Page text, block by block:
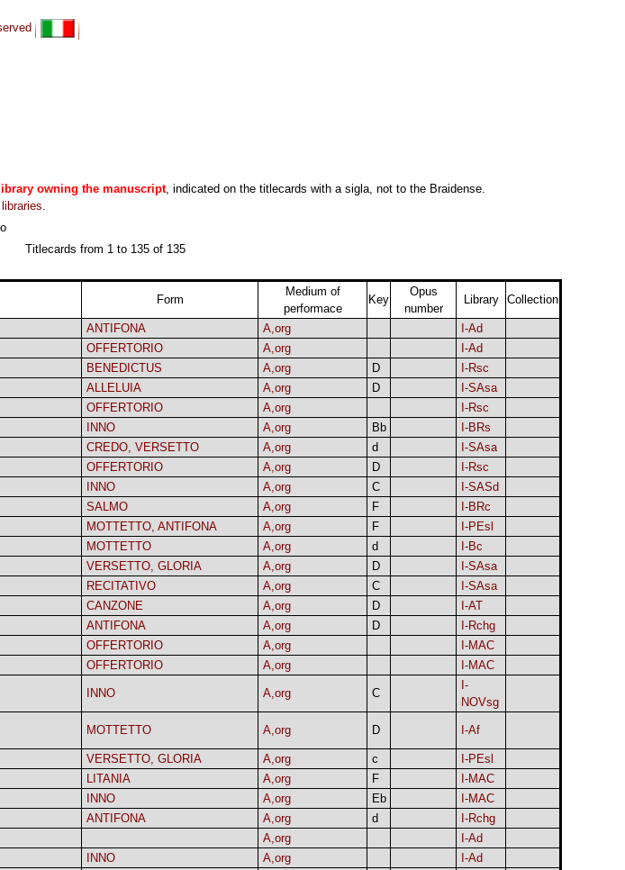
owning the manuscript, indicated on the titlecards with a sigla, not to the Braidense.
.
Titlecards from 1 to 135 of 135
Form
Medium of
performace
Key
Opus
number
Library Collection
ANTIFONA A,org
I-Ad
OFFERTORIO A,org
I-Ad
BENEDICTUS A,org D
I-Rsc
ALLELUIA A,org D
I-SAsa
OFFERTORIO A,org
I-Rsc
INNO A,org Bb
I-BRs
CREDO, VERSETTO A,org d
I-SAsa
OFFERTORIO A,org D
I-Rsc
INNO A,org C
I-SASd
SALMO A,org F
I-BRc
MOTTETTO, ANTIFONA A,org F
I-PEsl
MOTTETTO A,org d
I-Bc
VERSETTO, GLORIA A,org D
I-SAsa
RECITATIVO A,org C
I-SAsa
CANZONE A,org D
I-AT
ANTIFONA A,org D
I-Rchg
OFFERTORIO A,org
I-MAC
OFFERTORIO A,org I-MAC
INNO A,org C
I-
NOVsg
MOTTETTO A,org D I-Af
VERSETTO, GLORIA A,org c
I-PEsl
LITANIA A,org F
I-MAC
INNO A,org Eb
I-MAC
ANTIFONA A,org d
I-Rchg
A,org
I-Ad
INNO A,org
I-Ad